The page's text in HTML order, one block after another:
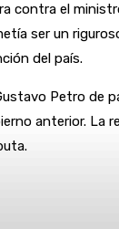
contra el
ser un
del país.
Petro de
anterior. La